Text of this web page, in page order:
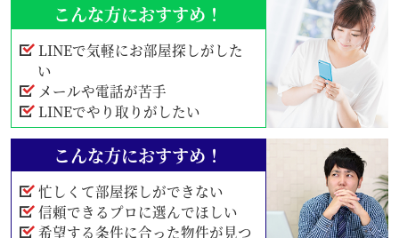
こんな方におすすめ！
LINEで気軽にお部屋探しがした
い
メールや電話が苦手
LINEでやり取りがしたい
こんな方におすすめ！
忙しくて部屋探しができない
信頼できるプロに選んでほしい
希望する条件に合った物件が見つ